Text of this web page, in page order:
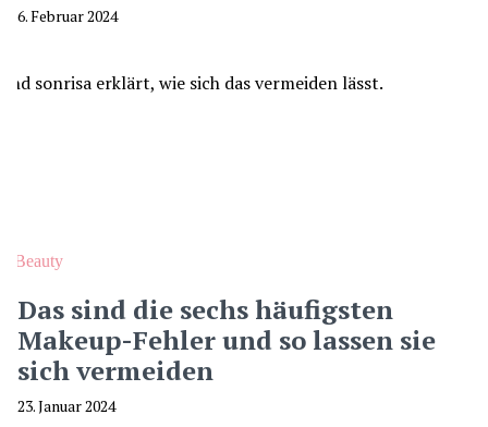
6. Februar 2024
Beauty
Das sind die sechs häufigsten
Makeup-Fehler und so lassen sie
sich vermeiden
23. Januar 2024